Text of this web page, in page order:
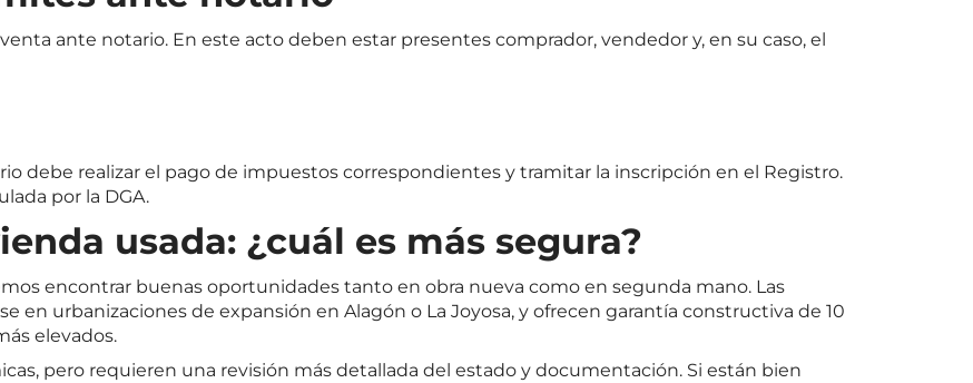
ante notario. En este acto deben estar presentes comprador, vendedor y, en su caso, el
debe realizar el pago de impuestos correspondientes y tramitar la inscripción en el Registro.
por la DGA.
usada: ¿cuál es más segura?
encontrar buenas oportunidades tanto en obra nueva como en segunda mano. Las
en urbanizaciones de expansión en Alagón o La Joyosa, y ofrecen garantía constructiva de 10
elevados.
pero requieren una revisión más detallada del estado y documentación. Si están bien